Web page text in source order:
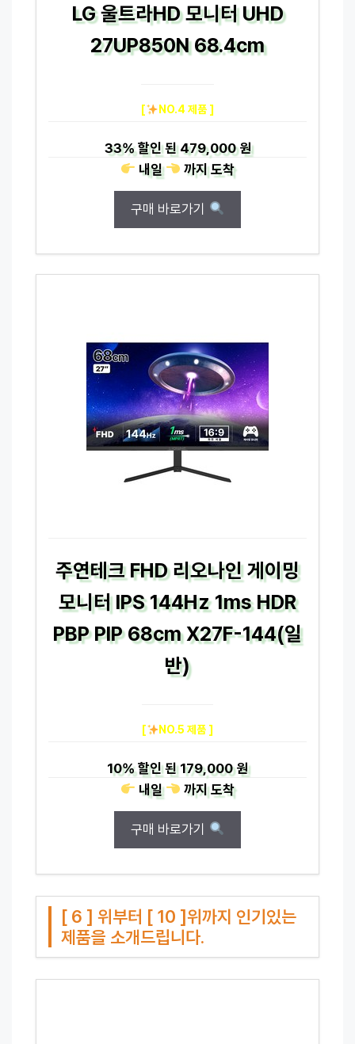
LG 울트라HD 모니터 UHD
27UP850N 68.4cm
[ NO.4 제품 ]
33%할인 된479,000 원
내일
까지도착
구매 바로가기
주연테크 FHD 리오나인 게이밍
모니터 IPS 144Hz 1ms HDR
PBP PIP 68cm X27F-144(일
반)
[ NO.5 제품 ]
10%할인 된179,000 원
내일
까지도착
구매 바로가기
[ 6 ] 위부터 [ 10 ]위까지 인기있는
제품을 소개드립니다.